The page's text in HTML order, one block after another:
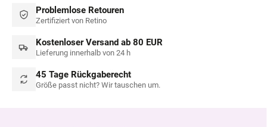
Problemlose Retouren
Zertifiziert von Retino
Kostenloser Versand ab 80 EUR
Lieferung innerhalb von 24 h
45 Tage Rückgaberecht
Größe passt nicht? Wir tauschen um.